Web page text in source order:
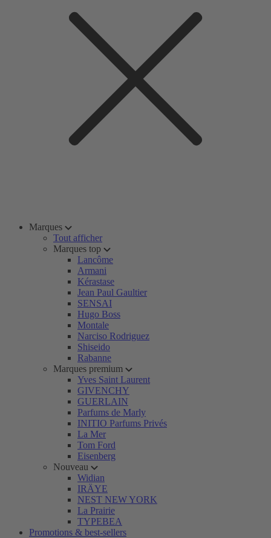
Marques
Tout afficher
Marques top
Lancôme
Armani
Kérastase
Jean Paul Gaultier
SENSAI
Hugo Boss
Montale
Narciso Rodriguez
Shiseido
Rabanne
Marques premium
Yves Saint Laurent
GIVENCHY
GUERLAIN
Parfums de Marly
INITIO Parfums Privés
La Mer
Tom Ford
Eisenberg
Nouveau
Widian
IRÄYE
NEST NEW YORK
La Prairie
TYPEBEA
Promotions & best-sellers